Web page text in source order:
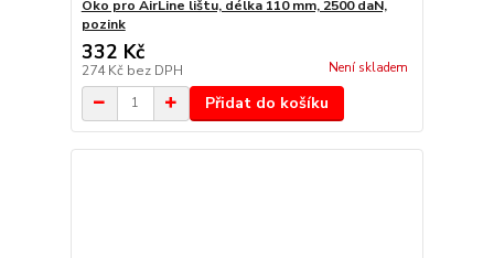
Oko pro AirLine lištu, délka 110 mm, 2500 daN,
pozink
332 Kč
274 Kč bez DPH Není skladem
Přidat do košíku